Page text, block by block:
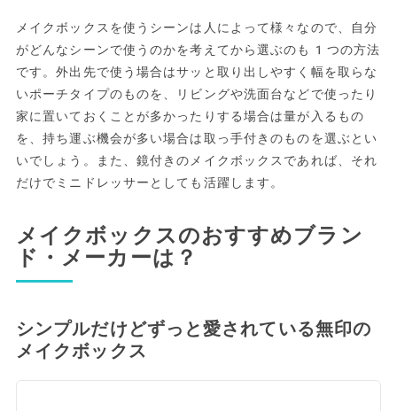
メイクボックスを使うシーンは人によって様々なので、自分
がどんなシーンで使うのかを考えてから選ぶのも1つの方法
です。外出先で使う場合はサッと取り出しやすく幅を取らな
いポーチタイプのものを、リビングや洗面台などで使ったり
家に置いておくことが多かったりする場合は量が入るもの
を、持ち運ぶ機会が多い場合は取っ手付きのものを選ぶとい
いでしょう。また、鏡付きのメイクボックスであれば、それ
だけでミニドレッサーとしても活躍します。
メイクボックスのおすすめブラン
ド・メーカーは？
シンプルだけどずっと愛されている無印の
メイクボックス